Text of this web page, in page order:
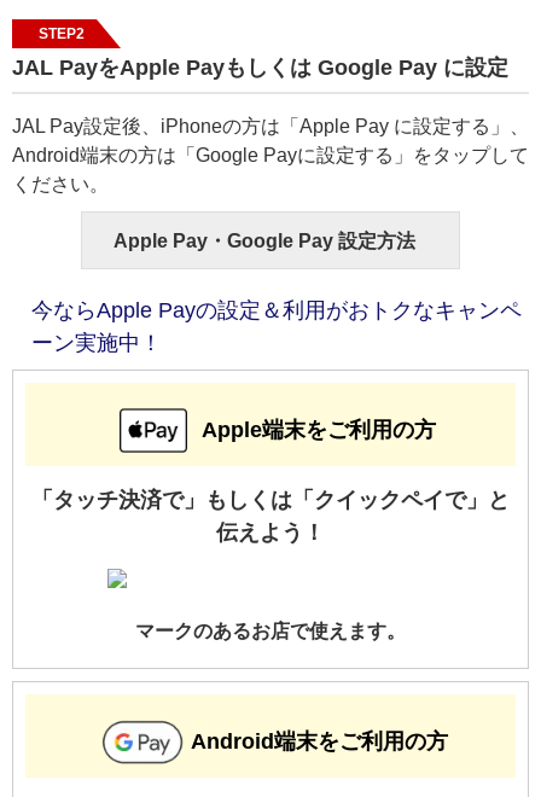
STEP2
JAL PayをApple Payもしくは Google Pay に設定
JAL Pay設定後、iPhoneの方は「Apple Pay に設定する」、
Android端末の方は「Google Payに設定する」をタップして
ください。
Apple Pay・Google Pay 設定方法
今ならApple Payの設定＆利用がおトクなキャンペ
ーン実施中！
Apple端末をご利用の方
「タッチ決済で」もしくは「クイックペイで」と
伝えよう！
マークのあるお店で使えます。
Android端末をご利用の方